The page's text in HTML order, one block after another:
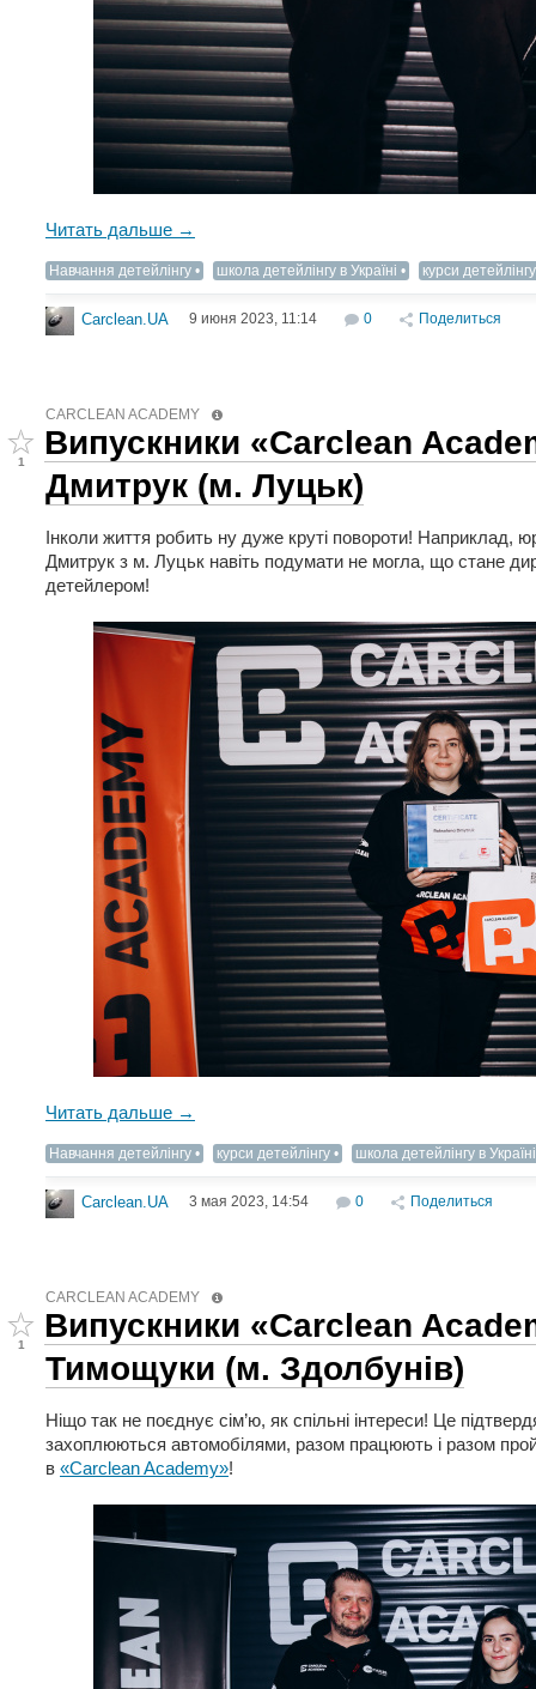
Читать дальше →
Навчання детейлінгу школа детейлінгу в Україні курси детейлінгу
Carclean.UA 9 июня 2023, 11:14 0 Поделиться
CARCLEAN ACADEMY
1
Випускники «Carclean
Дмитрук (м. Луцьк)
Інколи життя робить ну дуже круті повороти! Наприклад,
Дмитрук з м. Луцьк навіть подумати не могла, що стане
детейлером!
Читать дальше →
Навчання детейлінгу курси детейлінгу школа детейлінгу в Україні
Carclean.UA 3 мая 2023, 14:54 0 Поделиться
CARCLEAN ACADEMY
1
Випускники «Carclean
Тимощуки (м. Здолбунів)
Ніщо так не поєднує сім’ю, як спільні інтереси! Це
захоплюються автомобілями, разом працюють і разом
в «Carclean Academy»!